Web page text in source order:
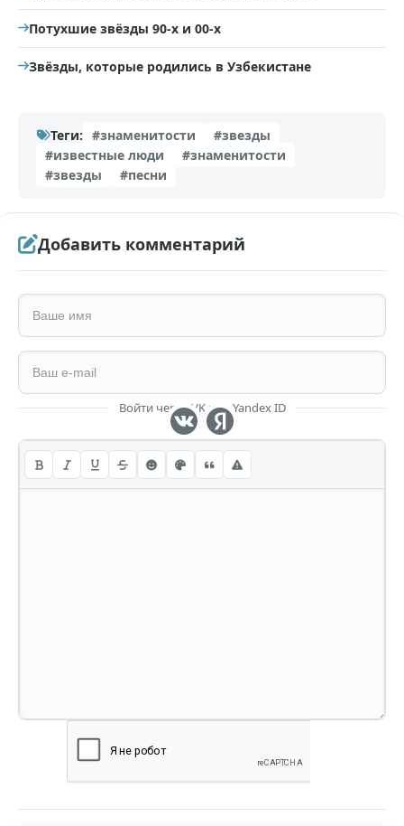
Потухшие звёзды 90-х и 00-х
Звёзды, которые родились в Узбекистане
Теги: #знаменитости
#звезды
#известные люди
#знаменитости
#звезды
#песни
Добавить комментарий
Войти через VK или Yandex ID